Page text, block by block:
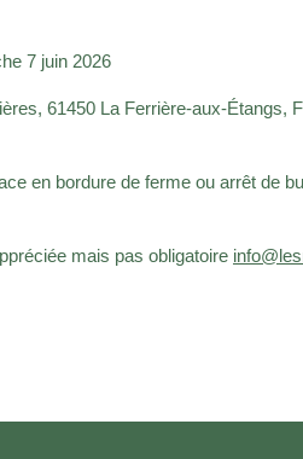
7 juin 2026
61450 La Ferrière-aux-Étangs,
en bordure de ferme ou arrêt de
mais pas obligatoire